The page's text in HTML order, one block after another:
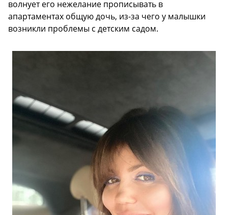
волнует его нежелание прописывать в
апартаментах общую дочь, из-за чего у малышки
возникли проблемы с детским садом.